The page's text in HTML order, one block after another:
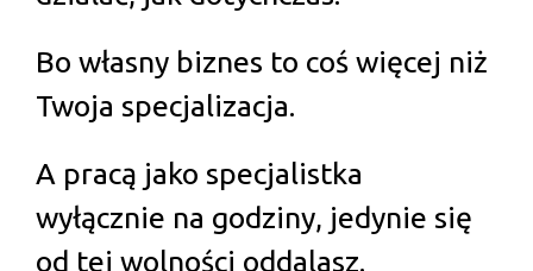
Bo własny biznes to coś więcej niż
Twoja specjalizacja.
A pracą jako specjalistka
wyłącznie na godziny, jedynie się
od tej wolności oddalasz.